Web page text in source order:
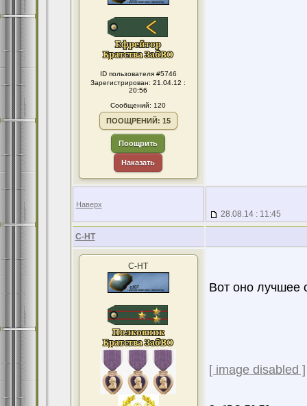
ID пользователя #5746
Зарегистрирован: 21.04.12 :
20:56
Сообщений: 120
ПООЩРЕНИЙ: 15
Поощрить
Наказать
Наверх
28.08.14 : 11:45
С-НТ
С-НТ
Вот оно лучшее
[ image disabled ]